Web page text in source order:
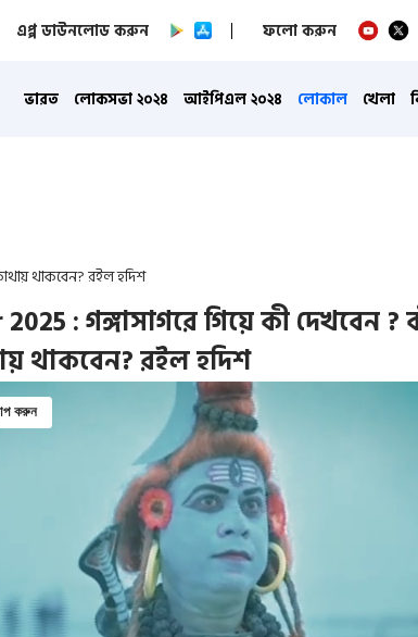
এপ্প ডাউনলোড করুন ফলো করুন
ভারত লোকসভা ২০২৪ আইপিএল ২০২৪ লোকাল খেলা
থাকবেন? রইল হদিশ
: গঙ্গাসাগরে গিয়ে কী দেখবেন ?
থাকবেন? রইল হদিশ
করুন